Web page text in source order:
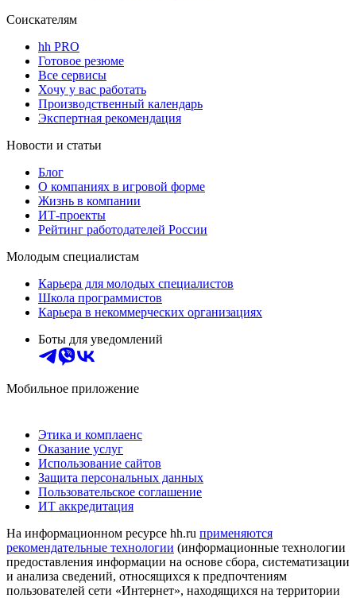
Соискателям
hh PRO
Готовое резюме
Все сервисы
Хочу у вас работать
Производственный календарь
Экспертная рекомендация
Новости и статьи
Блог
О компаниях в игровой форме
Жизнь в компании
ИТ-проекты
Рейтинг работодателей России
Молодым специалистам
Карьера для молодых специалистов
Школа программистов
Карьера в некоммерческих организациях
Боты для уведомлений
Мобильное приложение
Этика и комплаенс
Оказание услуг
Использование сайтов
Защита персональных данных
Пользовательское соглашение
ИТ аккредитация
На информационном ресурсе hh.ru применяются
рекомендательные технологии (информационные технологии
предоставления информации на основе сбора, систематизации
и анализа сведений, относящихся к предпочтениям
пользователей сети «Интернет», находящихся на территории